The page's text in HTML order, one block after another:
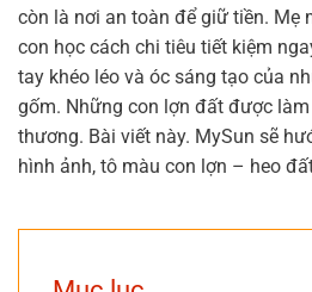
còn là nơi an toàn để giữ tiền. Mẹ
con học cách chi tiêu tiết kiệm
tay khéo léo và óc sáng tạo của
gốm. Những con lợn đất được
thương. Bài viết này. MySun sẽ
hình ảnh, tô màu con lợn – heo